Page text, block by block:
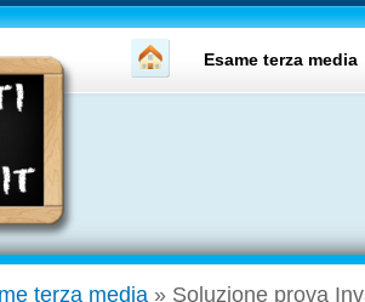
Esame terza media
terza media » Soluzione prova